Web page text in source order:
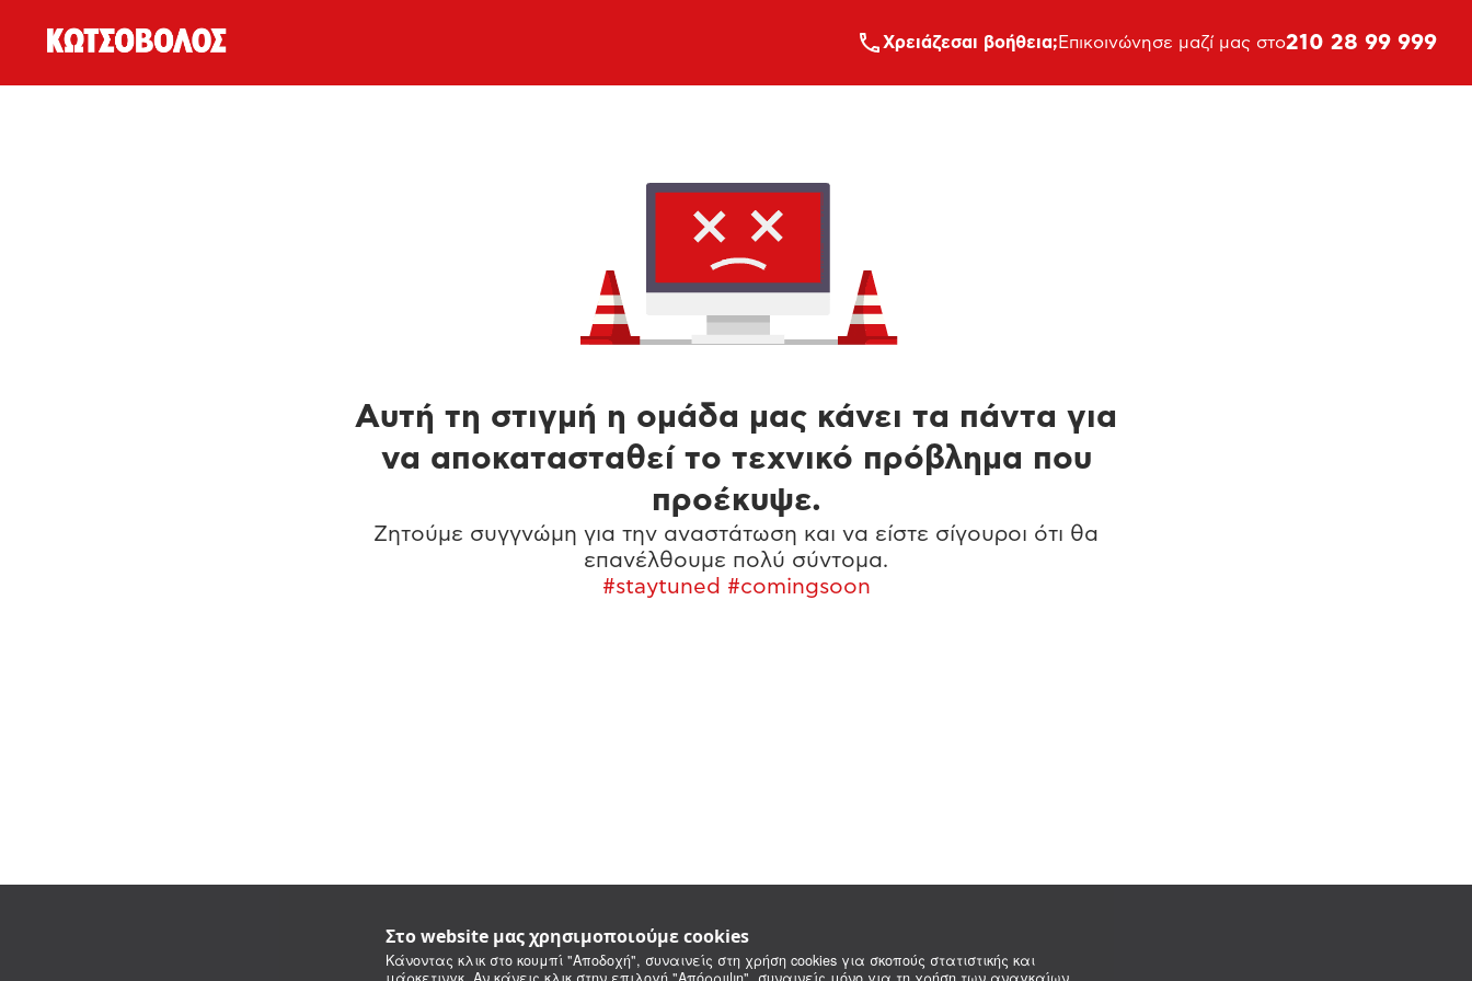
Στο website μας χρησιμοποιούμε cookies
Κάνοντας κλικ στο κουμπί "Αποδοχή", συναινείς στη χρήση cookies για σκοπούς στατιστικής και
Xρειάζεσαι βοήθεια; Επικοινώνησε μαζί μας στο210 28 99 999
Αυτή τη στιγμή η ομάδα μας κάνει τα πάντα για
να αποκατασταθεί το τεχνικό πρόβλημα που
προέκυψε.
Ζητούμε συγγνώμη για την αναστάτωση και να είστε σίγουροι ότι θα
επανέλθουμε πολύ σύντομα.
#staytuned #comingsoon